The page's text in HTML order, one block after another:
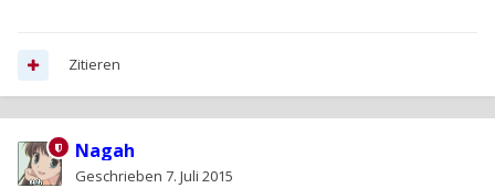
Zitieren
Nagah
Geschrieben 7. Juli 2015